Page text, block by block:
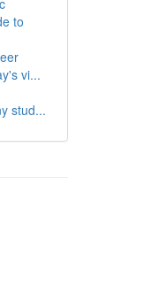
to
vi...
stud...